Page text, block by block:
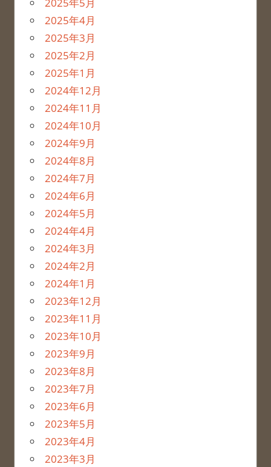
2025年5月
2025年4月
2025年3月
2025年2月
2025年1月
2024年12月
2024年11月
2024年10月
2024年9月
2024年8月
2024年7月
2024年6月
2024年5月
2024年4月
2024年3月
2024年2月
2024年1月
2023年12月
2023年11月
2023年10月
2023年9月
2023年8月
2023年7月
2023年6月
2023年5月
2023年4月
2023年3月